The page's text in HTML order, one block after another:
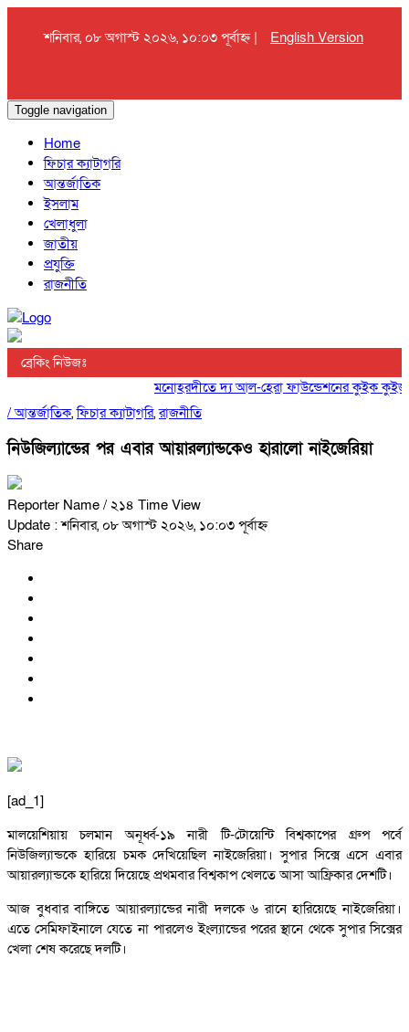
শনিবার, ০৮ অগাস্ট ২০২৬, ১০:০৩ পূর্বাহ্ন | English Version
Toggle navigation
Home
ফিচার ক্যাটাগরি
আন্তর্জাতিক
ইসলাম
খেলাধুলা
জাতীয়
প্রযুক্তি
রাজনীতি
ব্রেকিং নিউজঃ
মনোহরদীতে দ্য আল-হেরা ফাউন্ডেশনের কুইক কুইজ
/আন্তর্জাতিক,ফিচার ক্যাটাগরি,রাজনীতি
নিউজিল্যান্ডের পর এবার আয়ারল্যান্ডকেও হারালো নাইজেরিয়া
Reporter Name / ২১৪ Time View
Update : শনিবার, ০৮ অগাস্ট ২০২৬, ১০:০৩ পূর্বাহ্ন
Share
[ad_1]
মালয়েশিয়ায় চলমান অনূর্ধ্ব-১৯ নারী টি-টোয়েন্টি বিশ্বকাপের গ্রুপ পর্বে
নিউজিল্যান্ডকে হারিয়ে চমক দেখিয়েছিল নাইজেরিয়া। সুপার সিক্সে এসে এবার
আয়ারল্যান্ডকে হারিয়ে দিয়েছে প্রথমবার বিশ্বকাপ খেলতে আসা আফ্রিকার দেশটি।
আজ বুধবার বাঙ্গিতে আয়ারল্যান্ডের নারী দলকে ৬ রানে হারিয়েছে নাইজেরিয়া।
এতে সেমিফাইনালে যেতে না পারলেও ইংল্যান্ডের পরের স্থানে থেকে সুপার সিক্সের
খেলা শেষ করেছে দলটি।